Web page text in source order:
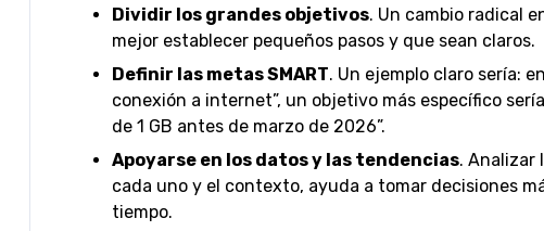
Dividir los grandes objetivos. Un cambio radical
mejor establecer pequeños pasos y que sean claros.
Definir las metas SMART. Un ejemplo claro sería:
conexión a internet”, un objetivo más específico
de 1 GB antes de marzo de 2026”.
Apoyarse en los datos y las tendencias. Analizar
cada uno y el contexto, ayuda a tomar decisiones
tiempo.